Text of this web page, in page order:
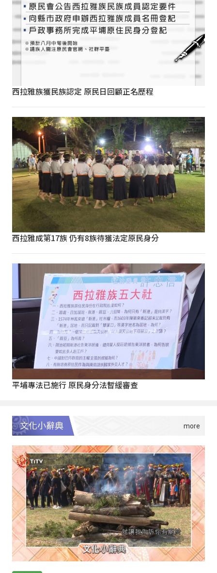
西拉雅族獲民族認定 原民日回顧正名歷程
西拉雅成第17族 仍有8族待獲法定原民身分
平埔專法已施行 原民身分法暫緩審查
文化小辭典